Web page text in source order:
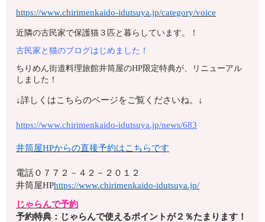
https://www.chirimenkaido-idutsuya.jp/category/voice
近隣の古民家で保護猫３匹と暮らしています。！
古民家と猫のブログはじめました！
ちりめん街道料理旅館井筒屋のHP限定特典が、リニューアル
しました！
↓詳しくはこちらのページをご覧くださいね。↓
https://www.chirimenkaido-idutsuya.jp/news/683
井筒屋HPからの直接予約はこちらです
電話０７７２－４２－２０１２
井筒屋HPhttps://www.chirimenkaido-idutsuya.jp/
じゃらんで予約
予約特典：じゃらんで使えるポイントが２％たまります！